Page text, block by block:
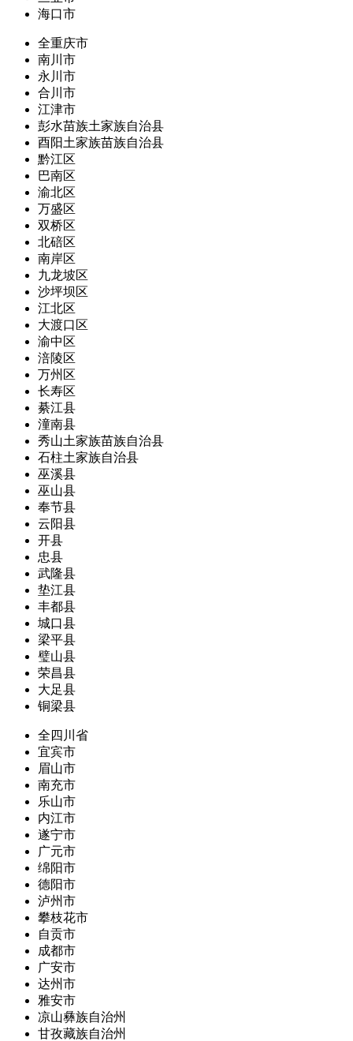
海口市
全重庆市
南川市
永川市
合川市
江津市
彭水苗族土家族自治县
酉阳土家族苗族自治县
黔江区
巴南区
渝北区
万盛区
双桥区
北碚区
南岸区
九龙坡区
沙坪坝区
江北区
大渡口区
渝中区
涪陵区
万州区
长寿区
綦江县
潼南县
秀山土家族苗族自治县
石柱土家族自治县
巫溪县
巫山县
奉节县
云阳县
开县
忠县
武隆县
垫江县
丰都县
城口县
梁平县
璧山县
荣昌县
大足县
铜梁县
全四川省
宜宾市
眉山市
南充市
乐山市
内江市
遂宁市
广元市
绵阳市
德阳市
泸州市
攀枝花市
自贡市
成都市
广安市
达州市
雅安市
凉山彝族自治州
甘孜藏族自治州